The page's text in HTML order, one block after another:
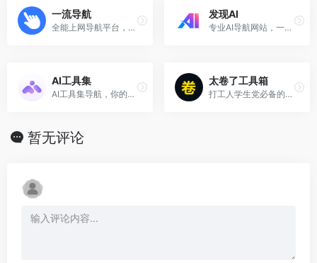
一流导航
全能上网导航平台，汇聚多元优质资源与工具。
发现AI
专业AI导航网站，一站式AI导航
AI工具集
AI工具集导航，你的一站式人工智能工具集合网站，500+ AI 工具导航大全。
太卷了工具箱
打工人学生党必备的226+款免费在线工具集合
暂无评论